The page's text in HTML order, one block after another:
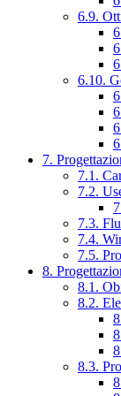
6.9.
6.10.
7.
7.1.
7.2.
7.3.
7.4.
7.5.
8.
8.1.
8.2.
8.3.